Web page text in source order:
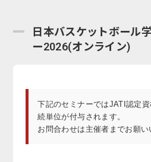
日本バスケットボール
ー2026(オンライン)
下記のセミナーではJATI認定
続単位が付与されます。
お問合わせは主催者までお願い